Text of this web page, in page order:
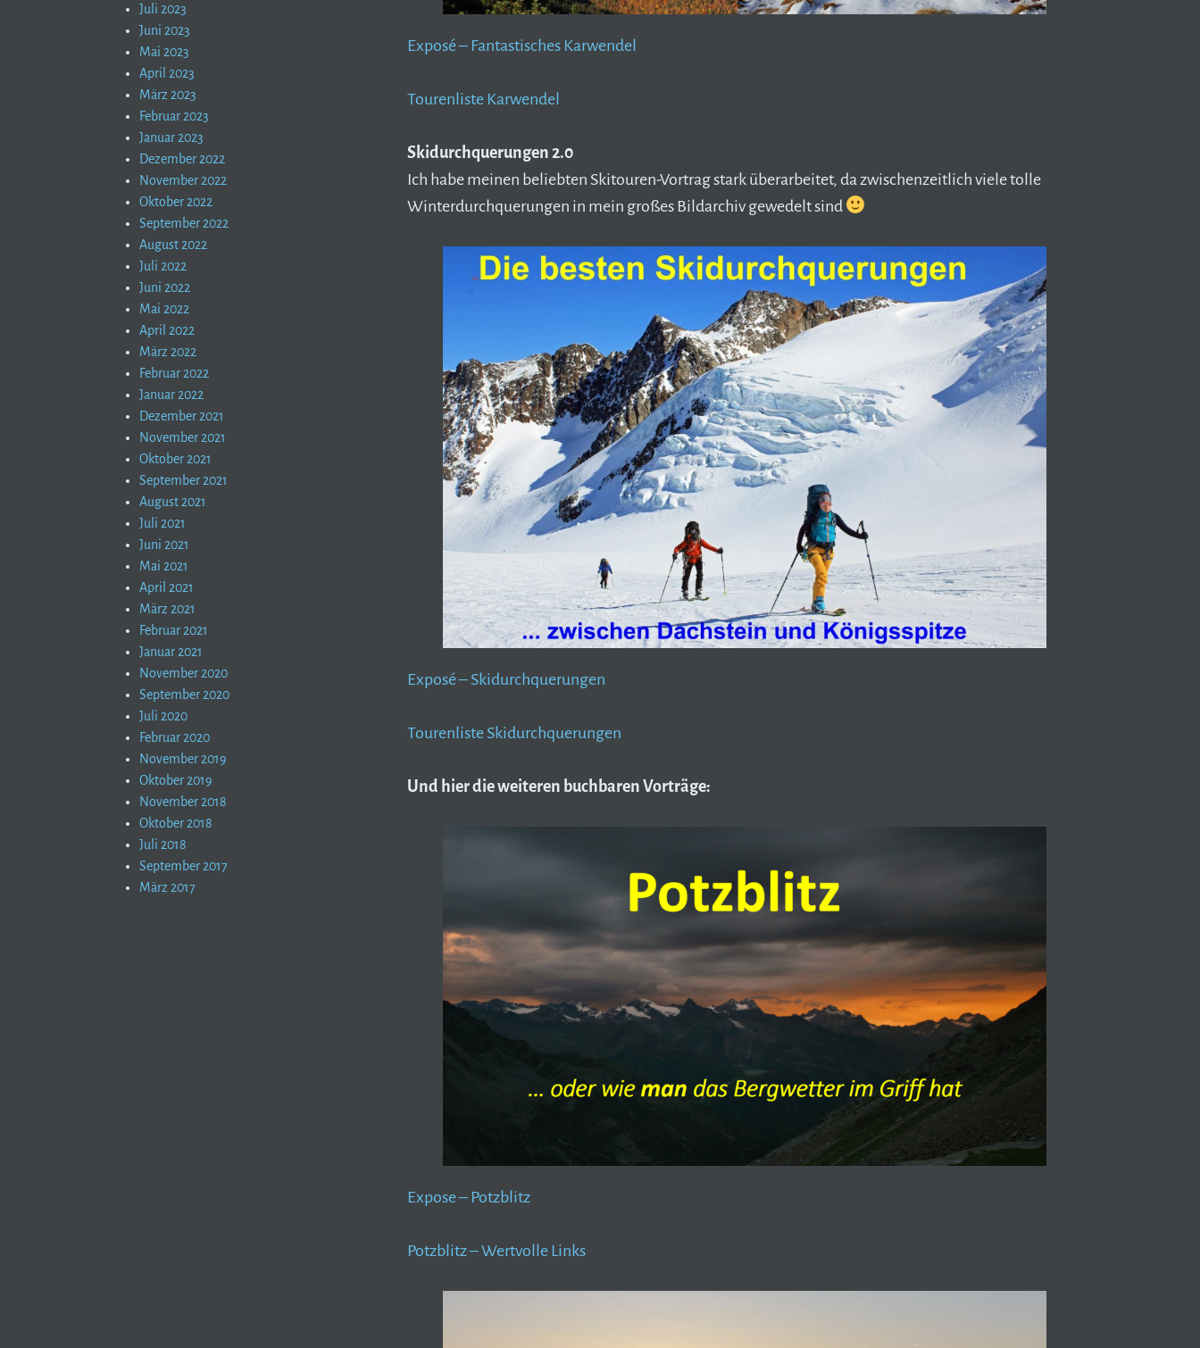
Exposé – Fantastisches Karwendel
Tourenliste Karwendel
Skidurchquerungen 2.0
Ich habe meinen beliebten Skitouren-Vortrag stark überarbeitet, da zwischenzeitlich viele tolle
Winterdurchquerungen in mein großes Bildarchiv gewedelt sind
Exposé – Skidurchquerungen
Tourenliste Skidurchquerungen
Und hier die weiteren buchbaren Vorträge:
Expose – Potzblitz
Potzblitz – Wertvolle Links
Juli 2023
Juni 2023
Mai 2023
April 2023
März 2023
Februar 2023
Januar 2023
Dezember 2022
November 2022
Oktober 2022
September 2022
August 2022
Juli 2022
Juni 2022
Mai 2022
April 2022
März 2022
Februar 2022
Januar 2022
Dezember 2021
November 2021
Oktober 2021
September 2021
August 2021
Juli 2021
Juni 2021
Mai 2021
April 2021
März 2021
Februar 2021
Januar 2021
November 2020
September 2020
Juli 2020
Februar 2020
November 2019
Oktober 2019
November 2018
Oktober 2018
Juli 2018
September 2017
März 2017